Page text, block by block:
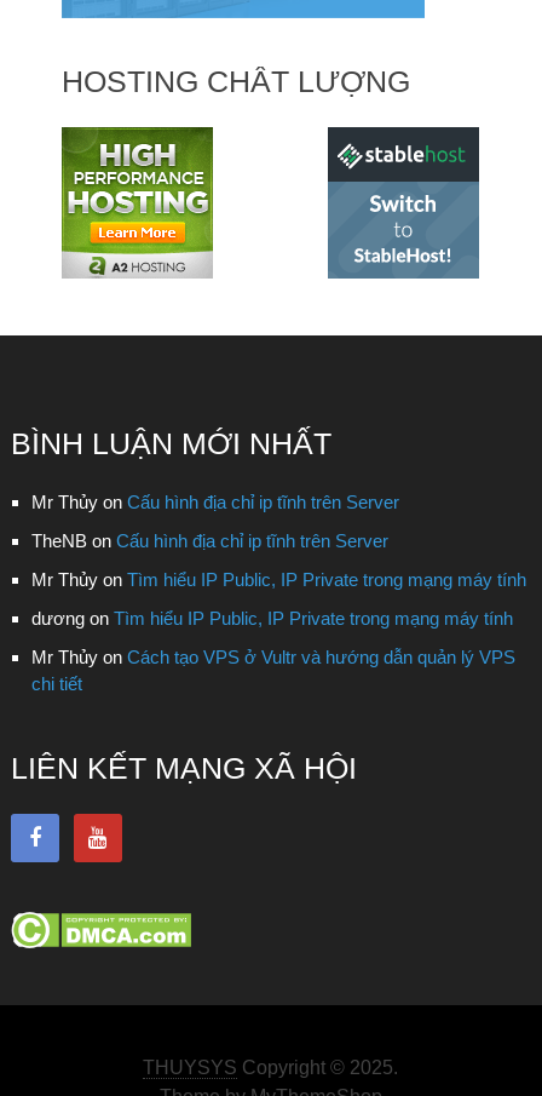
HOSTING CHẤT LƯỢNG
BÌNH LUẬN MỚI NHẤT
Mr Thủyon Cấu hình địa chỉ ip tĩnh trên Server
TheNBon Cấu hình địa chỉ ip tĩnh trên Server
Mr Thủyon Tìm hiểu IP Public, IP Private trong mạng máy tính
dươngon Tìm hiểu IP Public, IP Private trong mạng máy tính
Mr Thủyon Cách tạo VPS ở Vultr và hướng dẫn quản lý VPS
chi tiết
LIÊN KẾT MẠNG XÃ HỘI
THUYSYS Copyright © 2025.